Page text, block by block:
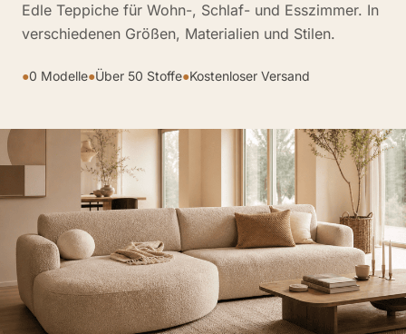
Edle Teppiche für Wohn-, Schlaf- und Esszimmer. In
verschiedenen Größen, Materialien und Stilen.
●0 Modelle●Über 50 Stoffe●Kostenloser Versand